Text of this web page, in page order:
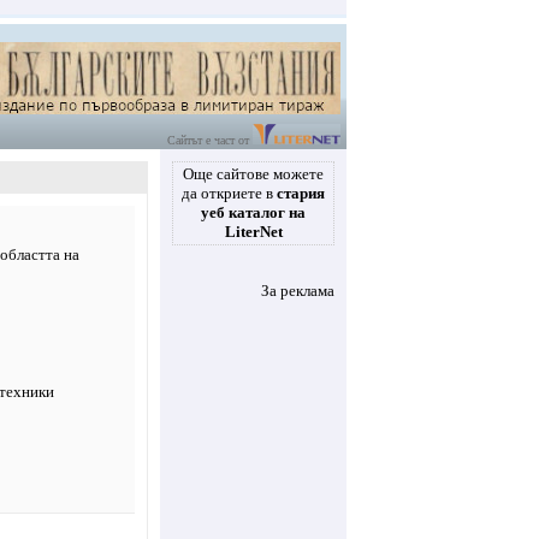
Сайтът е част от
на
Още сайтове можете
да откриете в стария
уеб каталог на
LiterNet
За реклама